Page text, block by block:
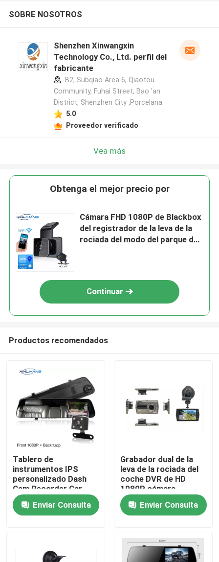
Inicio
Productos
VR Show
SOBRE NOSOTROS
Shenzhen Xinwangxin
Technology Co., Ltd. perfil del
fabricante
B2, Subqiao Area 6, Qiaotou
Community, Fuhai Street, Bao 'an
District, Shenzhen City ,Porcelana
5.0
Proveedor verificado
Vea más
Obtenga el mejor precio por
Cámara FHD 1080P de Blackbox
del registrador de la leva de la
rociada del modo del parque del
Continuar
Productos recomendados
Tablero de
instrumentos IPS
personalizado Dash
Cam Recorder Car
Dashcam 1080P DVR
Enviar Consulta
Grabador dual de la
leva de la rociada del
coche DVR de HD
1080P cámara
delantera y trasera de
la pantalla IPS de 4
pulgadas
Enviar Consulta